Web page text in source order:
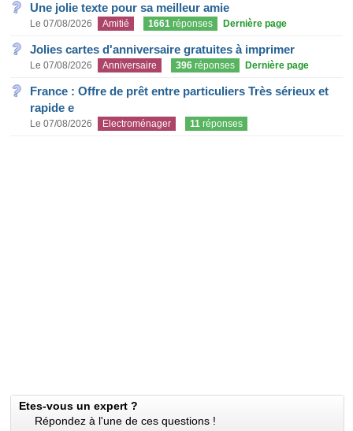
Une jolie texte pour sa meilleur amie
Le 07/08/2026 Amitié 1661 réponses Dernière page
Jolies cartes d'anniversaire gratuites à imprimer
Le 07/08/2026 Anniversaire 396 réponses Dernière page
France : Offre de prêt entre particuliers Très sérieux et
rapide e
Le 07/08/2026 Electroménager 11 réponses
Etes-vous un expert ?
Répondez à l'une de ces questions !